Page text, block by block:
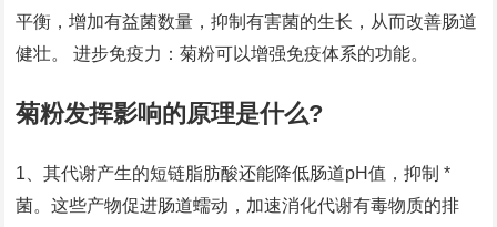
平衡，增加有益菌数量，抑制有害菌的生长，从而改善肠道
健壮。 进步免疫力：菊粉可以增强免疫体系的功能。
菊粉发挥影响的原理是什么?
1、其代谢产生的短链脂肪酸还能降低肠道pH值，抑制 *
菌。这些产物促进肠道蠕动，加速消化代谢有毒物质的排